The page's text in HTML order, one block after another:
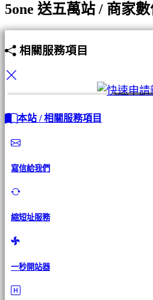
5one 送五萬站 / 商家
相關服務項目
本站 / 相關服務項目
寫信給我們
縮短址服務
一秒開站器